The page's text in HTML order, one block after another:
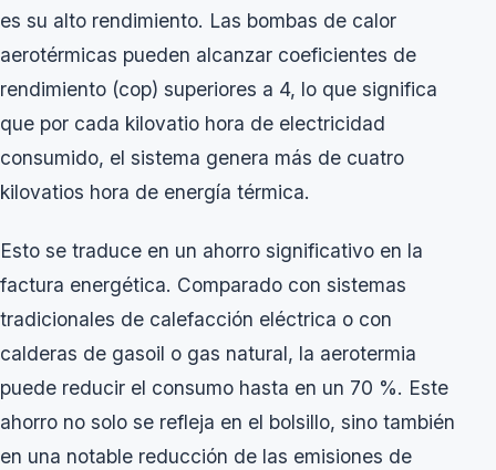
es su alto rendimiento. Las bombas de calor
aerotérmicas pueden alcanzar coeficientes de
rendimiento (cop) superiores a 4, lo que significa
que por cada kilovatio hora de electricidad
consumido, el sistema genera más de cuatro
kilovatios hora de energía térmica.
Esto se traduce en un ahorro significativo en la
factura energética. Comparado con sistemas
tradicionales de calefacción eléctrica o con
calderas de gasoil o gas natural, la aerotermia
puede reducir el consumo hasta en un 70 %. Este
ahorro no solo se refleja en el bolsillo, sino también
en una notable reducción de las emisiones de